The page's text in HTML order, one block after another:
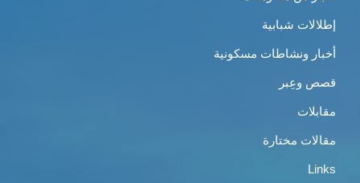
إطلالات شبابية
أخبار ونشاطات مسكونية
قصص وعِبر
مقابلات
مقالات مختارة
Links